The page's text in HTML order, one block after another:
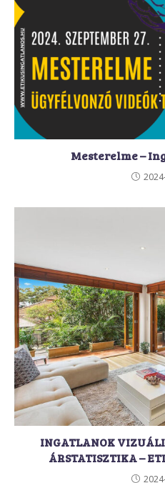
Mesterelme –
INGATLANOK
ÁRSTATISZTIKA –